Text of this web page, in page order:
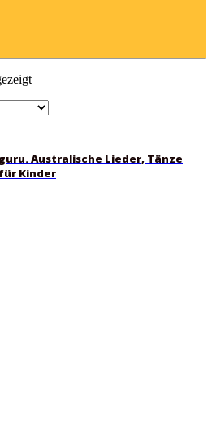
Australische Lieder, Tänze
Kinder